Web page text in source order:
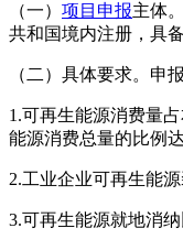
（一） 项目申报主体
共和国境内注册，具
（二）具体要求。申
1.可再生能源消费量
能源消费总量的比例
2.工业企业可再生能
3.可再生能源就地消